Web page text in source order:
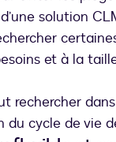
solution
et à la
rechercher
du cycle de vie